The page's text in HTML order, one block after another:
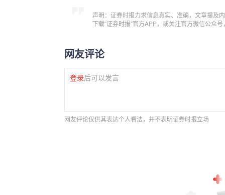
声明：证券时报力求信息真实、准确，文章提及
下载“证券时报”官方APP，或关注官方微信公众
网友评论
登录后可以发言
网友评论仅供其表达个人看法，并不表明证券时报立场